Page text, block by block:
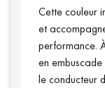
Cette couleur
et
performance.
en
le conducteur